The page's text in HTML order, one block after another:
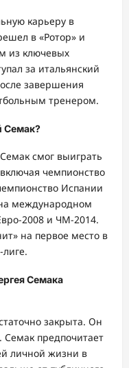
карьеру в
в «Ротор» и
из ключевых
за итальянский
завершения
тренером.
Семак?
смог выиграть
чемпионство
Испании
международном
2008 и ЧМ-2014.
на первое место в
Семака
закрыта. Он
Семак предпочитает
личной жизни в